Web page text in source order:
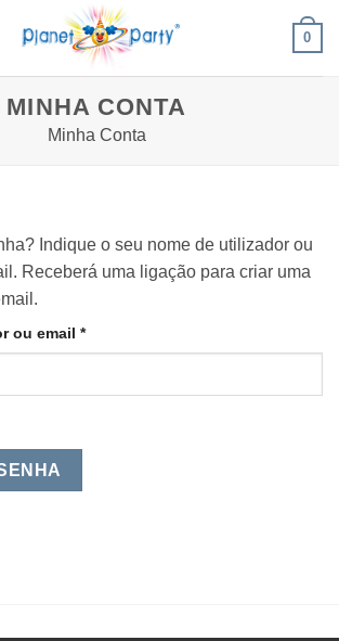
0
MINHA CONTA
Minha Conta
Indique o seu nome de utilizador ou
Receberá uma ligação para criar uma
ou email *Obrigatório